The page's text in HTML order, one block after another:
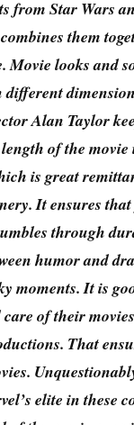
from Star Wars
them
Movie looks and
different
Alan Taylor
of the movie
is great
It ensures that
through
humor and
moments. It is
of their
That
elite in these